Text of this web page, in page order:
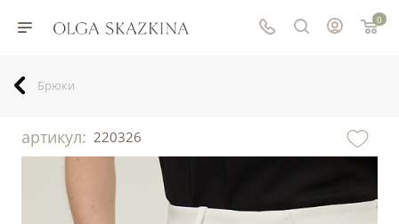
0
Брюки
артикул: 220326